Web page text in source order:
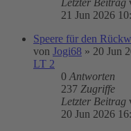
Letzter Beitrag
21 Jun 2026
Speere für den
von Jogi68 » 20 Jun
LT 2
0 Antworten
237 Zugriffe
Letzter Beitrag
20 Jun 2026